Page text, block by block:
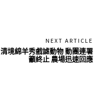
NEXT ARTICLE
清境綿羊秀戲謔動物 動團連署
籲終止 農場迅速回應